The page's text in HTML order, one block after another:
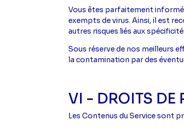
Vous êtes parfaitement
exempts de virus. Ainsi, il est
autres risques liés aux
Sous réserve de nos meilleurs
la contamination par des
VI - DROITS DE
Les Contenus du Service sont